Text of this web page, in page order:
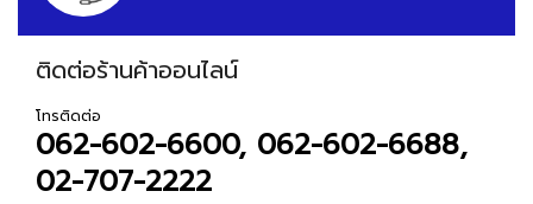
ติดต่อร้านค้าออนไลน์
โทรติดต่อ
062-602-6600, 062-602-6688,
02-707-2222